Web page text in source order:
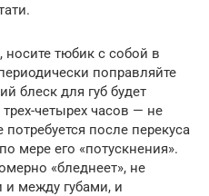
носите тюбик с собой в
поправляйте
блеск для губ будет
четырех часов — не
после перекуса
мере его «потускнения».
«бледнеет», не
и между губами, и